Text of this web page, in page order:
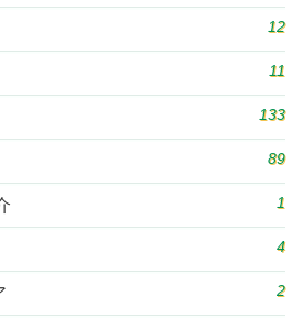
12
11
133
89
1
4
2